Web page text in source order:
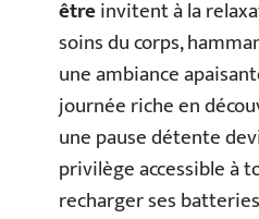
êtreinvitent à la
soins du corps,
une ambiance
journée riche en
une pause détente
privilège accessible à
recharger ses